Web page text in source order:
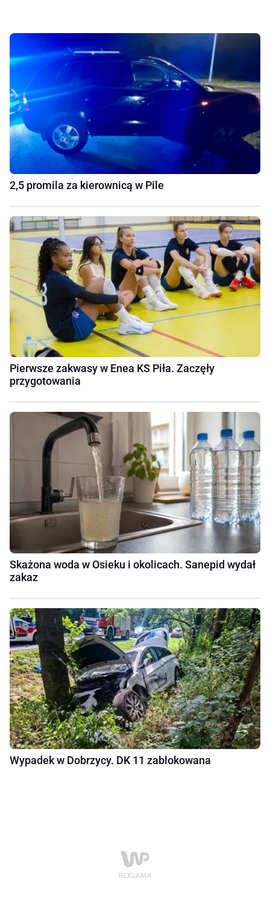
2,5 promila za kierownicą w Pile
Pierwsze zakwasy w Enea KS Piła. Zaczęły
przygotowania
Skażona woda w Osieku i okolicach. Sanepid wydał
zakaz
Wypadek w Dobrzycy. DK 11 zablokowana